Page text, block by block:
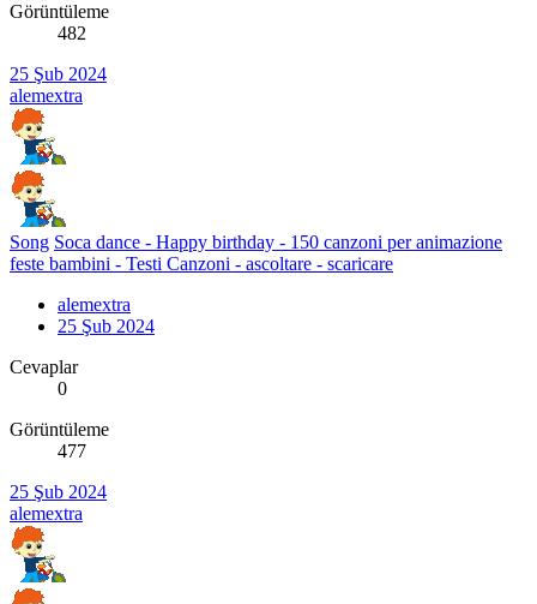
Görüntüleme
482
25 Şub 2024
alemextra
Song Soca dance - Happy birthday - 150 canzoni per animazione
feste bambini - Testi Canzoni - ascoltare - scaricare
alemextra
25 Şub 2024
Cevaplar
0
Görüntüleme
477
25 Şub 2024
alemextra